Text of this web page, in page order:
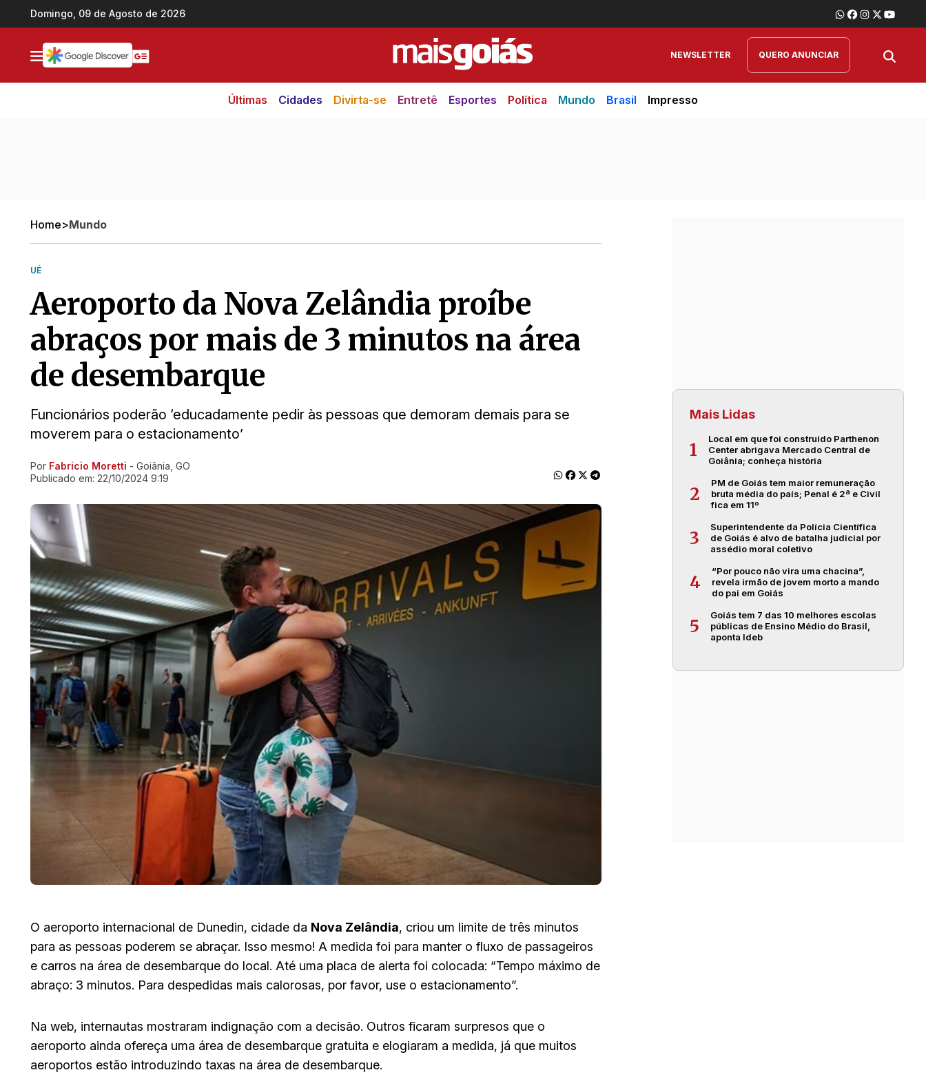
Ir direto pro conteúdo
Domingo, 09 de Agosto de 2026
NEWSLETTER QUERO ANUNCIAR
Últimas Cidades Divirta-se Entretê Esportes Política Mundo Brasil Impresso
Home>Mundo
UÉ
Aeroporto da Nova Zelândia proíbe
abraços por mais de 3 minutos na área
de desembarque
Funcionários poderão ‘educadamente pedir às pessoas que demoram demais para se
moverem para o estacionamento’
Ir direto pra matéria
Por Fabricio Moretti - Goiânia, GO
Publicado em: 22/10/2024 9:19
O aeroporto internacional de Dunedin, cidade da Nova Zelândia, criou um limite de três minutos
para as pessoas poderem se abraçar. Isso mesmo! A medida foi para manter o fluxo de passageiros
e carros na área de desembarque do local. Até uma placa de alerta foi colocada: “Tempo máximo de
abraço: 3 minutos. Para despedidas mais calorosas, por favor, use o estacionamento”.
Na web, internautas mostraram indignação com a decisão. Outros ficaram surpresos que o
aeroporto ainda ofereça uma área de desembarque gratuita e elogiaram a medida, já que muitos
aeroportos estão introduzindo taxas na área de desembarque.
Mais Lidas
1
Local em que foi construído Parthenon
Center abrigava Mercado Central de
Goiânia; conheça história
2
PM de Goiás tem maior remuneração
bruta média do país; Penal é 2ª e Civil
fica em 11º
3
Superintendente da Polícia Científica
de Goiás é alvo de batalha judicial por
assédio moral coletivo
4
“Por pouco não vira uma chacina”,
revela irmão de jovem morto a mando
do pai em Goiás
5
Goiás tem 7 das 10 melhores escolas
públicas de Ensino Médio do Brasil,
aponta Ideb